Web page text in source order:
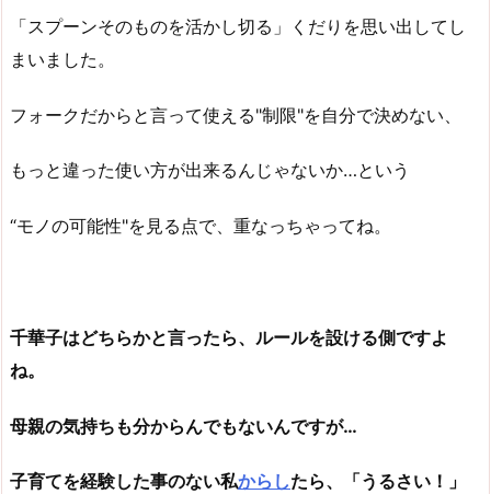
「スプーンそのものを活かし切る」くだりを思い出してし
まいました。
フォークだからと言って使える"制限"を自分で決めない、
もっと違った使い方が出来るんじゃないか…という
“モノの可能性"を見る点で、重なっちゃってね。
千華子はどちらかと言ったら、ルールを設ける側ですよ
ね。
母親の気持ちも分からんでもないんですが…
子育てを経験した事のない私からしたら、「うるさい！」